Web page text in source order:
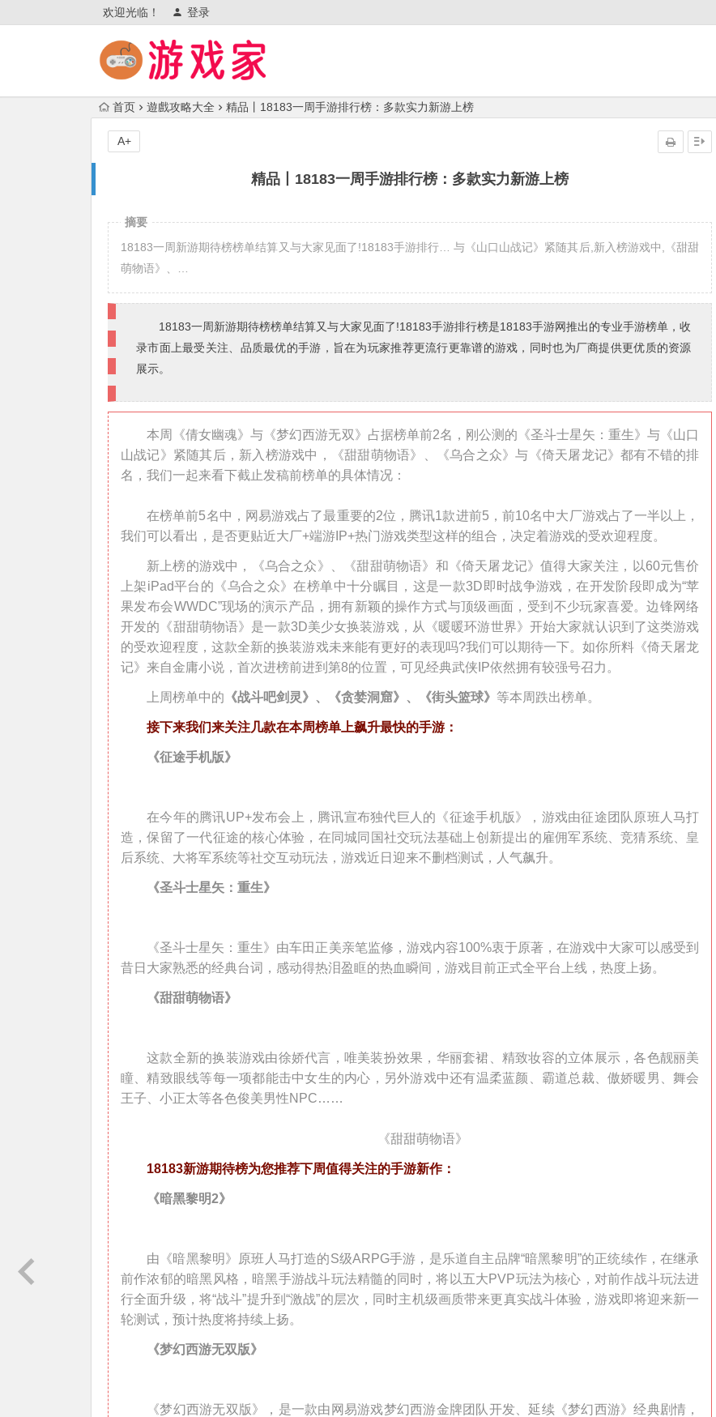
欢迎光临！ 登录
首页 遊戲攻略大全 精品丨18183一周手游排行榜：多款实力新游上榜
精品丨18183一周手游排行榜：多款实力新游上榜
A+
摘要
18183一周新游期待榜榜单结算又与大家见面了!18183手游排行… 与《山口山战记》紧随其后,新入榜游戏中,《甜甜
萌物语》、…
18183一周新游期待榜榜单结算又与大家见面了!18183手游排行榜是18183手游网推出的专业手游榜单，收
录市面上最受关注、品质最优的手游，旨在为玩家推荐更流行更靠谱的游戏，同时也为厂商提供更优质的资源
展示。
本周《倩女幽魂》与《梦幻西游无双》占据榜单前2名，刚公测的《圣斗士星矢：重生》与《山口
山战记》紧随其后，新入榜游戏中，《甜甜萌物语》、《乌合之众》与《倚天屠龙记》都有不错的排
名，我们一起来看下截止发稿前榜单的具体情况：
在榜单前5名中，网易游戏占了最重要的2位，腾讯1款进前5，前10名中大厂游戏占了一半以上，
我们可以看出，是否更贴近大厂+端游IP+热门游戏类型这样的组合，决定着游戏的受欢迎程度。
新上榜的游戏中，《乌合之众》、《甜甜萌物语》和《倚天屠龙记》值得大家关注，以60元售价
上架iPad平台的《乌合之众》在榜单中十分瞩目，这是一款3D即时战争游戏，在开发阶段即成为“苹
果发布会WWDC”现场的演示产品，拥有新颖的操作方式与顶级画面，受到不少玩家喜爱。边锋网络
开发的《甜甜萌物语》是一款3D美少女换装游戏，从《暖暖环游世界》开始大家就认识到了这类游戏
的受欢迎程度，这款全新的换装游戏未来能有更好的表现吗?我们可以期待一下。如你所料《倚天屠龙
记》来自金庸小说，首次进榜前进到第8的位置，可见经典武侠IP依然拥有较强号召力。
上周榜单中的 《战斗吧剑灵》、《贪婪洞窟》、《街头篮球》 等本周跌出榜单。
接下来我们来关注几款在本周榜单上飙升最快的手游：
《征途手机版》
在今年的腾讯UP+发布会上，腾讯宣布独代巨人的《征途手机版》，游戏由征途团队原班人马打
造，保留了一代征途的核心体验，在同城同国社交玩法基础上创新提出的雇佣军系统、竞猜系统、皇
后系统、大将军系统等社交互动玩法，游戏近日迎来不删档测试，人气飙升。
《圣斗士星矢：重生》
《圣斗士星矢：重生》由车田正美亲笔监修，游戏内容100%衷于原著，在游戏中大家可以感受到
昔日大家熟悉的经典台词，感动得热泪盈眶的热血瞬间，游戏目前正式全平台上线，热度上扬。
《甜甜萌物语》
这款全新的换装游戏由徐娇代言，唯美装扮效果，华丽套裙、精致妆容的立体展示，各色靓丽美
瞳、精致眼线等每一项都能击中女生的内心，另外游戏中还有温柔蓝颜、霸道总裁、傲娇暖男、舞会
王子、小正太等各色俊美男性NPC……
《甜甜萌物语》
18183新游期待榜为您推荐下周值得关注的手游新作：
《暗黑黎明2》
由《暗黑黎明》原班人马打造的S级ARPG手游，是乐道自主品牌“暗黑黎明”的正统续作，在继承
前作浓郁的暗黑风格，暗黑手游战斗玩法精髓的同时，将以五大PVP玩法为核心，对前作战斗玩法进
行全面升级，将“战斗”提升到“激战”的层次，同时主机级画质带来更真实战斗体验，游戏即将迎来新一
轮测试，预计热度将持续上扬。
《梦幻西游无双版》
《梦幻西游无双版》，是一款由网易游戏梦幻西游金牌团队开发、延续《梦幻西游》经典剧情，